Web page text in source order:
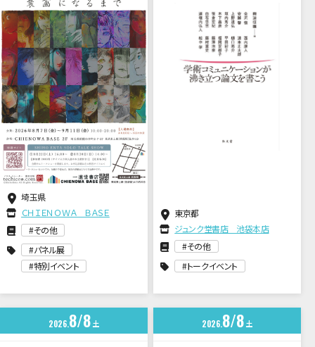
埼玉県
ＣＨＩＥＮＯＷＡ ＢＡＳＥ
その他
パネル展
特別イベント
東京都
ジュンク堂書店 池袋本店
その他
トークイベント
20268 8 土 2026 8 8 土